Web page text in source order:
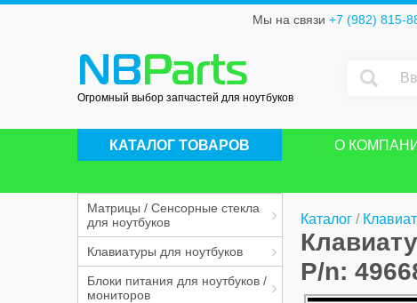
Мы на связи +7 (982) 815-
NB Parts
Огромный выбор запчастей для ноутбуков
КАТАЛОГ ТОВАРОВ О
Матрицы / Сенсорные стекла
для ноутбуков
Клавиатуры для ноутбуков
Блоки питания для ноутбуков /
мониторов
Каталог /
P/n: